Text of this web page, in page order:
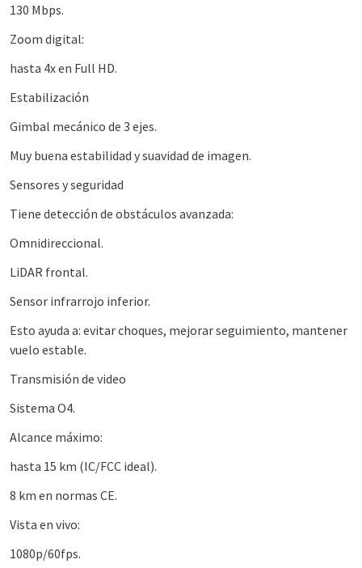
130 Mbps.
Zoom digital:
hasta 4x en Full HD.
Estabilización
Gimbal mecánico de 3 ejes.
Muy buena estabilidad y suavidad de imagen.
Sensores y seguridad
Tiene detección de obstáculos avanzada:
Omnidireccional.
LiDAR frontal.
Sensor infrarrojo inferior.
Esto ayuda a: evitar choques, mejorar seguimiento, mantener
vuelo estable.
Transmisión de video
Sistema O4.
Alcance máximo:
hasta 15 km (IC/FCC ideal).
8 km en normas CE.
Vista en vivo:
1080p/60fps.